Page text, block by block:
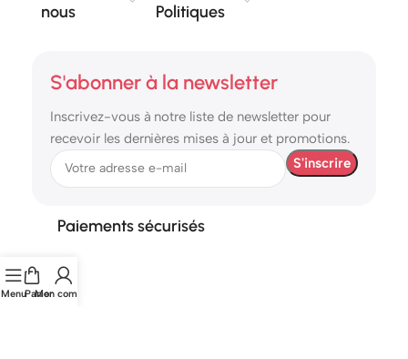
nous
Politiques
S'abonner à la newsletter
Inscrivez-vous à notre liste de newsletter pour
recevoir les dernières mises à jour et promotions.
Paiements sécurisés
MenuPanier
Mon compte